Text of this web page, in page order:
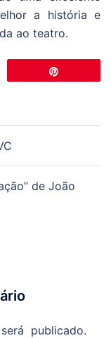
a história e
ao teatro.
de João
publicado.